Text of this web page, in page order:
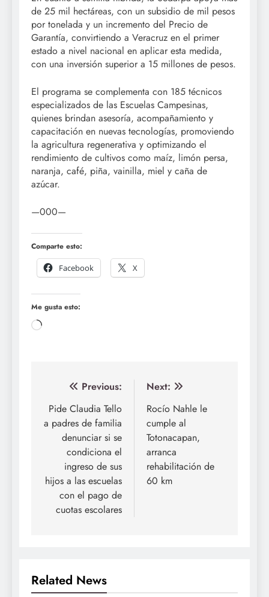
de 25 mil hectáreas, con un subsidio de mil pesos
por tonelada y un incremento del Precio de
Garantía, convirtiendo a Veracruz en el primer
estado a nivel nacional en aplicar esta medida,
con una inversión superior a 15 millones de pesos.
El programa se complementa con 185 técnicos
especializados de las Escuelas Campesinas,
quienes brindan asesoría, acompañamiento y
capacitación en nuevas tecnologías, promoviendo
la agricultura regenerativa y optimizando el
rendimiento de cultivos como maíz, limón persa,
naranja, café, piña, vainilla, miel y caña de
azúcar.
—000—
Comparte esto:
Facebook
X
Me gusta esto:
Loading…
Navegación
de
entradas
Previous:
Pide Claudia Tello
a padres de familia
denunciar si se
condiciona el
ingreso de sus
hijos a las escuelas
con el pago de
cuotas escolares
Next:
Rocío Nahle le
cumple al
Totonacapan,
arranca
rehabilitación de
60 km
Related News